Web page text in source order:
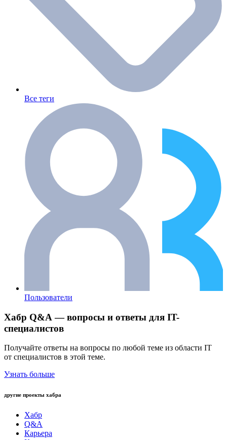
Все теги
Пользователи
Хабр Q&A — вопросы и ответы для IT-
специалистов
Получайте ответы на вопросы по любой теме из области IT
от специалистов в этой теме.
Узнать больше
другие проекты хабра
Хабр
Q&A
Карьера